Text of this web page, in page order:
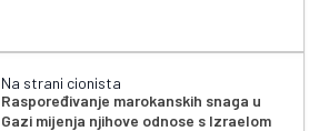
Na strani cionista
Raspoređivanje marokanskih snaga u
Gazi mijenja njihove odnose s Izraelom